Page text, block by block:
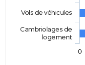
Vols de véhicules
Cambriolages de
logement
0